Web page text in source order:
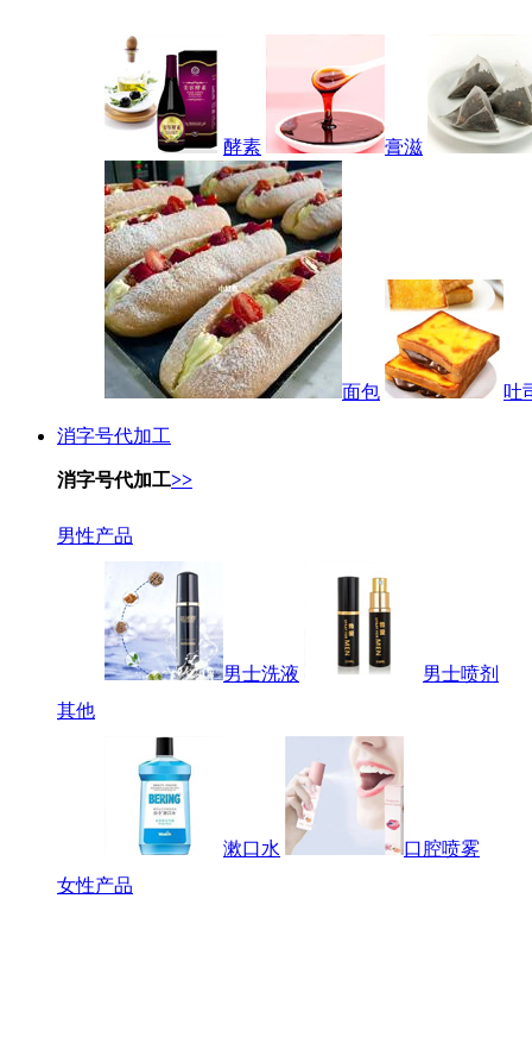
酵素 膏滋
面包 吐
消字号代加工
消字号代加工>>
男性产品
男士洗液
男士喷剂
其他
漱口水
口腔喷雾
女性产品